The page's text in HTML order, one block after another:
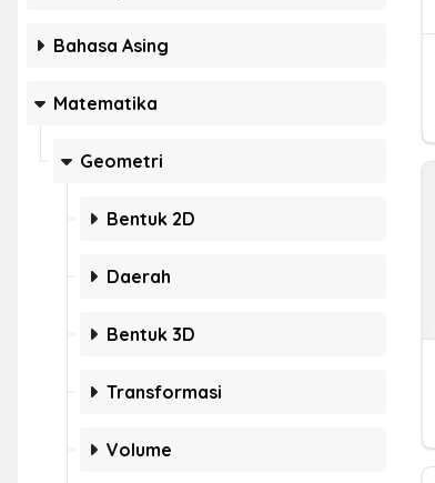
Bahasa Asing
Matematika
Geometri
Bentuk 2D
Daerah
Bentuk 3D
Transformasi
Volume